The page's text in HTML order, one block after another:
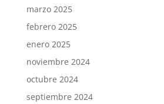
marzo 2025
febrero 2025
enero 2025
noviembre 2024
octubre 2024
septiembre 2024